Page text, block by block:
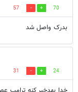
70
57
بدرک واصل شد
24
31